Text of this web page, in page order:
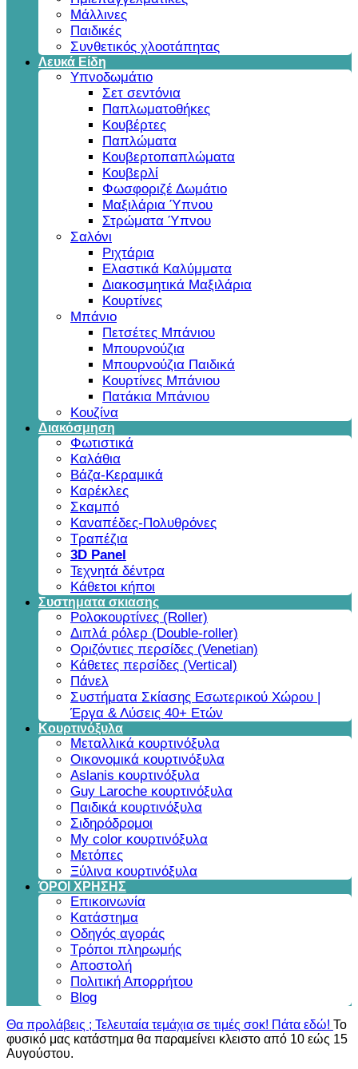
Μάλλινες
Παιδικές
Συνθετικός χλοοτάπητας
Λευκά Είδη
Υπνοδωμάτιο
Σετ σεντόνια
Παπλωματοθήκες
Κουβέρτες
Παπλώματα
Κουβερτοπαπλώματα
Κουβερλί
Φωσφοριζέ Δωμάτιο
Μαξιλάρια Ύπνου
Στρώματα Ύπνου
Σαλόνι
Ριχτάρια
Ελαστικά Καλύμματα
Διακοσμητικά Μαξιλάρια
Κουρτίνες
Μπάνιο
Πετσέτες Μπάνιου
Μπουρνούζια
Μπουρνούζια Παιδικά
Κουρτίνες Μπάνιου
Πατάκια Μπάνιου
Κουζίνα
Διακόσμηση
Φωτιστικά
Καλάθια
Βάζα-Κεραμικά
Καρέκλες
Σκαμπό
Καναπέδες-Πολυθρόνες
Τραπέζια
3D Panel
Τεχνητά δέντρα
Κάθετοι κήποι
Συστηματα σκιασης
Ρολοκουρτίνες (Roller)
Διπλά ρόλερ (Double-roller)
Οριζόντιες περσίδες (Venetian)
Κάθετες περσίδες (Vertical)
Πάνελ
Συστήματα Σκίασης Εσωτερικού Χώρου |
Έργα & Λύσεις 40+ Ετών
Κουρτινόξυλα
Μεταλλικά κουρτινόξυλα
Οικονομικά κουρτινόξυλα
Aslanis κουρτινόξυλα
Guy Laroche κουρτινόξυλα
Παιδικά κουρτινόξυλα
Σιδηρόδρομοι
My color κουρτινόξυλα
Μετόπες
Ξύλινα κουρτινόξυλα
ΌΡΟΙ ΧΡΗΣΗΣ
Επικοινωνία
Κατάστημα
Οδηγός αγοράς
Τρόποι πληρωμής
Αποστολή
Πολιτική Απορρήτου
Blog
Θα προλάβεις ; Τελευταία τεμάχια σε τιμές σοκ! Πάτα εδώ! Το
φυσικό μας κατάστημα θα παραμείνει κλειστο από 10 εώς 15
Αυγούστου.